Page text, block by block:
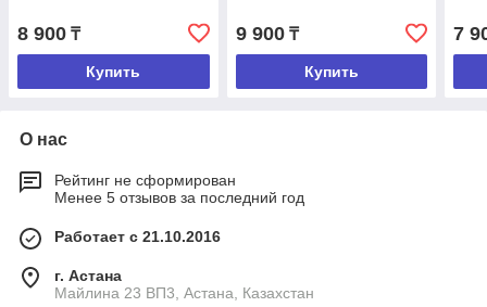
8 900 ₸
Купить
9 900₸
Купить
7
О нас
Рейтинг не сформирован
Менее 5 отзывов за последний год
Работает с 21.10.2016
г. Астана
Майлина 23 ВП3, Астана, Казахстан